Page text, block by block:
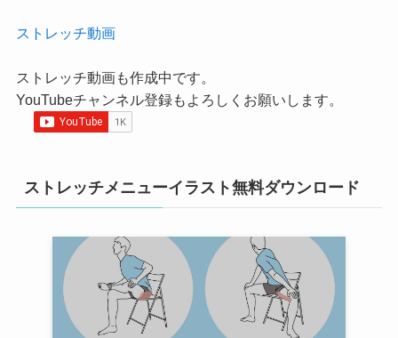
ストレッチ動画
ストレッチ動画も作成中です。
YouTubeチャンネル登録もよろしくお願いします。
ストレッチメニューイラスト無料ダウンロード